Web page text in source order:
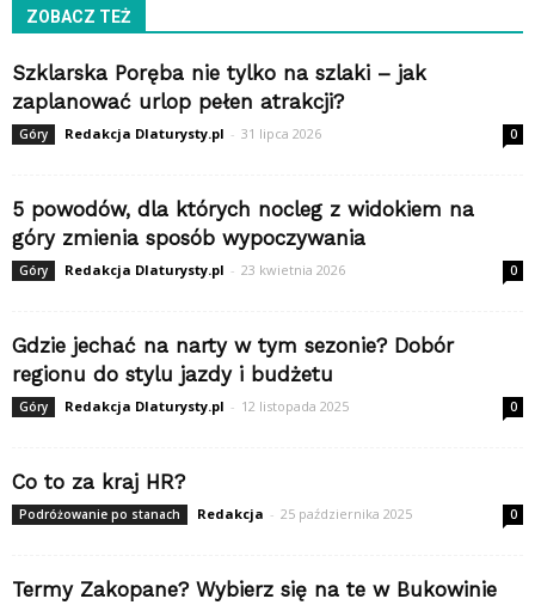
ZOBACZ TEŻ
Szklarska Poręba nie tylko na szlaki – jak
zaplanować urlop pełen atrakcji?
Góry Redakcja Dlaturysty.pl - 31 lipca 2026 0
5 powodów, dla których nocleg z widokiem na
góry zmienia sposób wypoczywania
Góry Redakcja Dlaturysty.pl - 23 kwietnia 2026 0
Gdzie jechać na narty w tym sezonie? Dobór
regionu do stylu jazdy i budżetu
Góry Redakcja Dlaturysty.pl - 12 listopada 2025 0
Co to za kraj HR?
Podróżowanie po stanach Redakcja - 25 października 2025 0
Termy Zakopane? Wybierz się na te w Bukowinie